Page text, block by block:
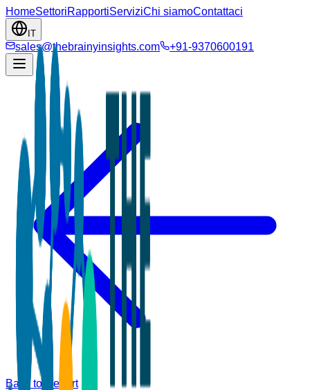
HomeSettoriRapportiServiziChi siamoContattaci
IT
sales@thebrainyinsights.com +91-9370600191
Back to Report